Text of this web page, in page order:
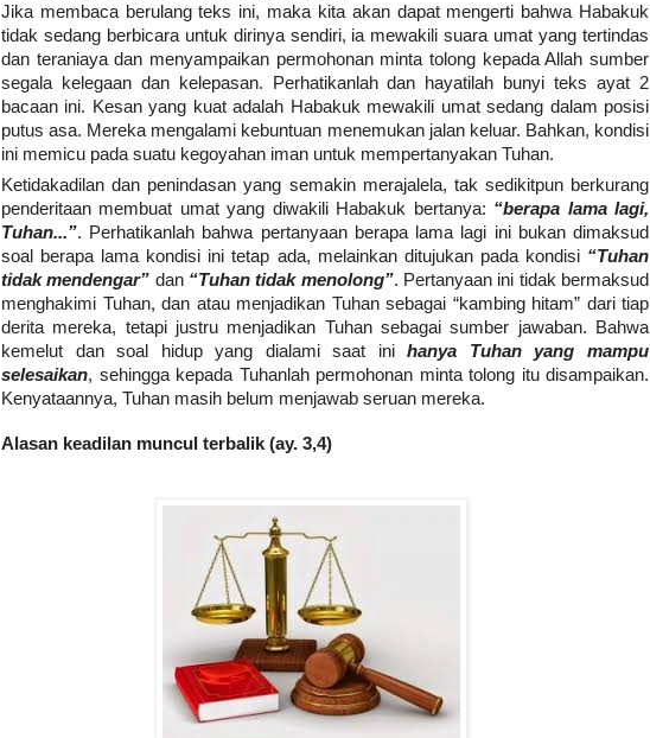
Jika membaca berulang teks ini, maka kita akan dapat mengerti bahwa Habakuk
tidak sedang berbicara untuk dirinya sendiri, ia mewakili suara umat yang tertindas
dan teraniaya dan menyampaikan permohonan minta tolong kepada Allah sumber
segala kelegaan dan kelepasan. Perhatikanlah dan hayatilah bunyi teks ayat 2
bacaan ini. Kesan yang kuat adalah Habakuk mewakili umat sedang dalam posisi
putus asa. Mereka mengalami kebuntuan menemukan jalan keluar. Bahkan, kondisi
ini memicu pada suatu kegoyahan iman untuk mempertanyakan Tuhan.
Ketidakadilan dan penindasan yang semakin merajalela, tak sedikitpun berkurang
penderitaan membuat umat yang diwakili Habakuk bertanya: “berapa lama lagi,
Tuhan...”. Perhatikanlah bahwa pertanyaan berapa lama lagi ini bukan dimaksud
soal berapa lama kondisi ini tetap ada, melainkan ditujukan pada kondisi “Tuhan
tidak mendengar” dan “Tuhan tidak menolong”. Pertanyaan ini tidak bermaksud
menghakimi Tuhan, dan atau menjadikan Tuhan sebagai “kambing hitam” dari tiap
derita mereka, tetapi justru menjadikan Tuhan sebagai sumber jawaban. Bahwa
kemelut dan soal hidup yang dialami saat inihanya Tuhan yang mampu
selesaikan, sehingga kepada Tuhanlah permohonan minta tolong itu disampaikan.
Kenyataannya, Tuhan masih belum menjawab seruan mereka.
Alasan keadilan muncul terbalik (ay. 3,4)